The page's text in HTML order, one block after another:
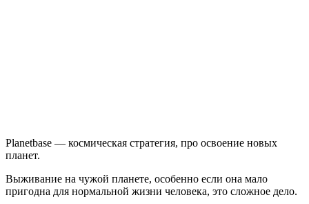
Planetbase — космическая стратегия, про освоение новых
планет.
Выживание на чужой планете, особенно если она мало
пригодна для нормальной жизни человека, это сложное дело.